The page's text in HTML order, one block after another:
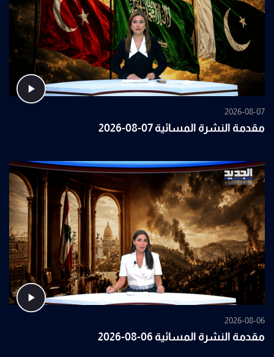
2026-08-07
مقدمة النشرة المسائية 07-08-2026
2026-08-06
مقدمة النشرة المسائية 06-08-2026